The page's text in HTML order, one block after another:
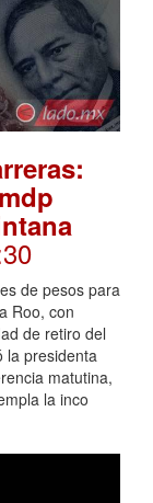
de pesos para
Roo, con
de retiro del
la presidenta
matutina,
la inco